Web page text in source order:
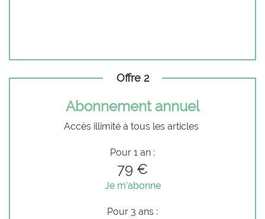
Offre 2
Abonnement annuel
Accès illimité à tous les articles
Pour 1 an :
79 €
Je m'abonne
Pour 3 ans :